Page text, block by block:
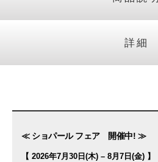
詳細
≪ ショパール フェア 開催中! ≫
【 2026年7月30日(木) – 8月7日(金) 】